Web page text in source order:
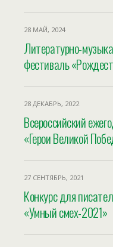
28 МАЙ, 2024
Литературно-
фестиваль
28 ДЕКАБРЬ, 2022
Всероссийский
«Герои Великой
27 СЕНТЯБРЬ, 2021
Конкурс для
«Умный смеx-2021»